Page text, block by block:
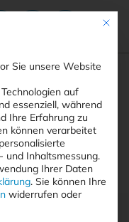
CISO …
Mit
Sie unsere Website
auf
essenziell, während
Ihre Erfahrung zu
können verarbeitet
und Inhaltsmessung.
Ihrer Daten
. Sie können Ihre
widerrufen oder